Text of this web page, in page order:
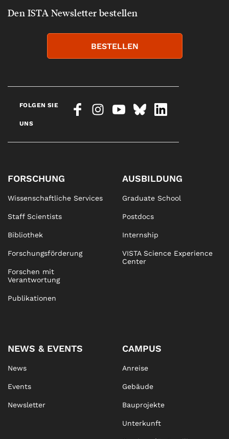
Den ISTA Newsletter bestellen
BESTELLEN
FOLGEN SIE
UNS
FORSCHUNG
Wissenschaftliche Services
Staff Scientists
Bibliothek
Forschungsförderung
Forschen mit
Verantwortung
Publikationen
AUSBILDUNG
Graduate School
Postdocs
Internship
VISTA Science Experience
Center
NEWS & EVENTS
News
Events
Newsletter
CAMPUS
Anreise
Gebäude
Bauprojekte
Unterkunft